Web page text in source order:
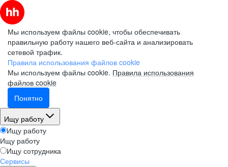
Мы используем файлы cookie, чтобы обеспечивать
правильную работу нашего веб-сайта и анализировать
сетевой трафик.
Правила использования файлов cookie
Мы используем файлы cookie. Правила использования
файлов cookie
Понятно
Ищу работу
Ищу работу
Ищу работу
Ищу сотрудника
Сервисы